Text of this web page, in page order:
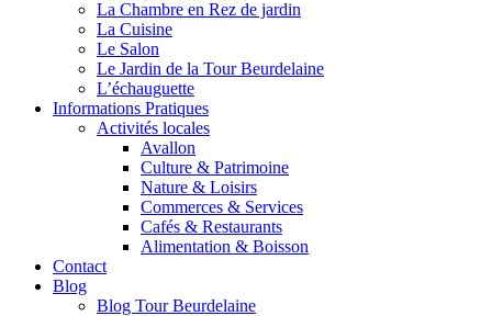
La Chambre en Rez de jardin
La Cuisine
Le Salon
Le Jardin de la Tour Beurdelaine
L’échauguette
Informations Pratiques
Activités locales
Avallon
Culture & Patrimoine
Nature & Loisirs
Commerces & Services
Cafés & Restaurants
Alimentation & Boisson
Contact
Blog
Blog Tour Beurdelaine